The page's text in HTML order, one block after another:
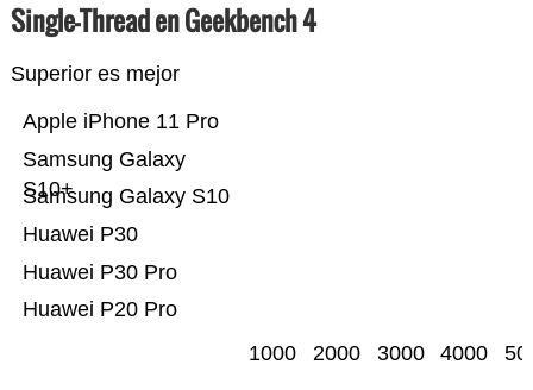
Single-Thread en Geekbench 4
Superior es mejor
Huawei P20 Pro
Huawei P30 Pro
Huawei P30
Samsung Galaxy S10
Samsung Galaxy
S10+
Apple iPhone 11 Pro
1000 2000 3000 4000